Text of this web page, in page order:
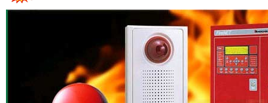
Cấu tạo và nguyên lý hoạt động của báo cháy
Tìm hiểu chi tiết về hệ thống báo cháy Horing
Các loại thang dây thoát hiểm phổ biến trên thị
Thang dây thoát hiểm có tác dụng gì trong tình
Cấu tạo đầu phun chữa cháy trong hệ thống
Kim thu sét là gì? Cấu tạo, nguyên lý hoạt động
Đầu phun chữa cháy là gì và nguyên lý hoạt động
Đầu phun chữa cháy là gì ? Tìm hiểu chi tiết từ A-